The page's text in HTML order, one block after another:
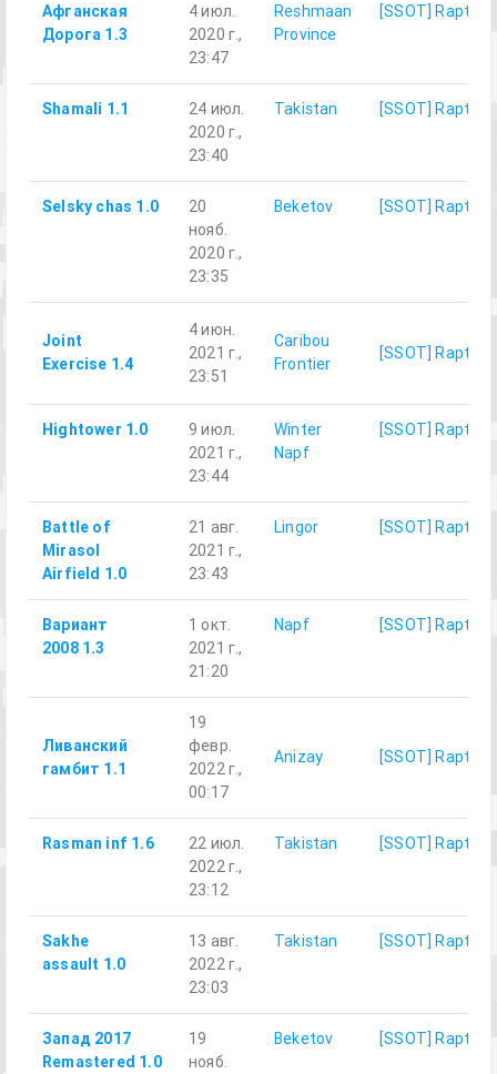
Афганская
Дорога 1.3
4 июл.
2020 г.,
23:47
Reshmaan
Province
[SSOT] Rapture
Shamali 1.1
24 июл.
2020 г.,
23:40
Takistan [SSOT] Rapture
Selsky chas 1.0
20
нояб.
2020 г.,
23:35
Beketov [SSOT] Rapture
Joint
Exercise 1.4
4 июн.
2021 г.,
23:51
Caribou
Frontier
[SSOT] Rapture
Hightower 1.0
9 июл.
2021 г.,
23:44
Winter
Napf
[SSOT] Rapture
Battle of
Mirasol
Airfield 1.0
21 авг.
2021 г.,
23:43
Lingor [SSOT] Rapture
Вариант
2008 1.3
1 окт.
2021 г.,
21:20
Napf [SSOT] Rapture
Ливанский
гамбит 1.1
19
февр.
2022 г.,
00:17
Anizay [SSOT] Rapture
Rasman inf 1.6
22 июл.
2022 г.,
23:12
Takistan [SSOT] Rapture
Sakhe
assault 1.0
13 авг.
2022 г.,
23:03
Takistan [SSOT] Rapture
Запад 2017
Remastered 1.0
19
нояб.
Beketov [SSOT] Rapture